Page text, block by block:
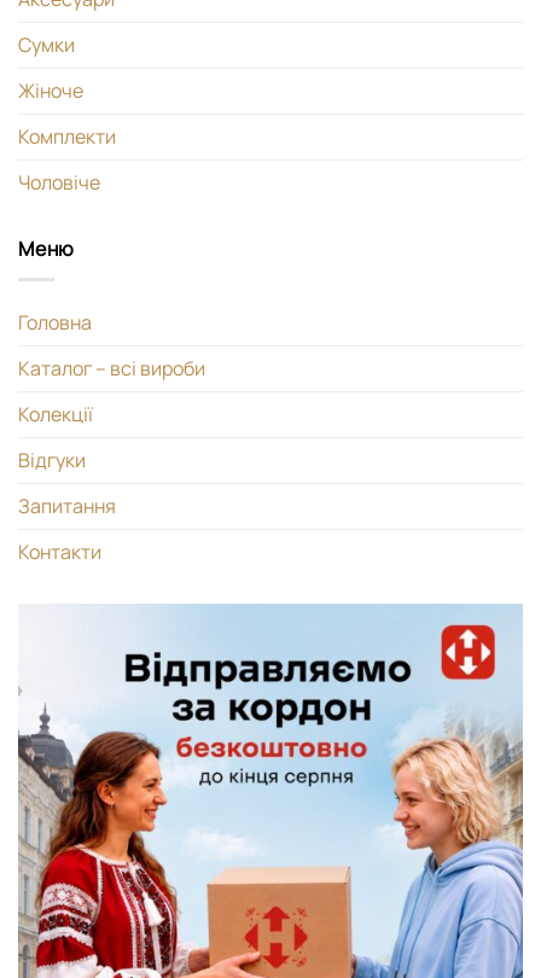
Сумки
Жіноче
Комплекти
Чоловіче
Меню
Головна
Каталог – всі вироби
Колекції
Відгуки
Запитання
Контакти